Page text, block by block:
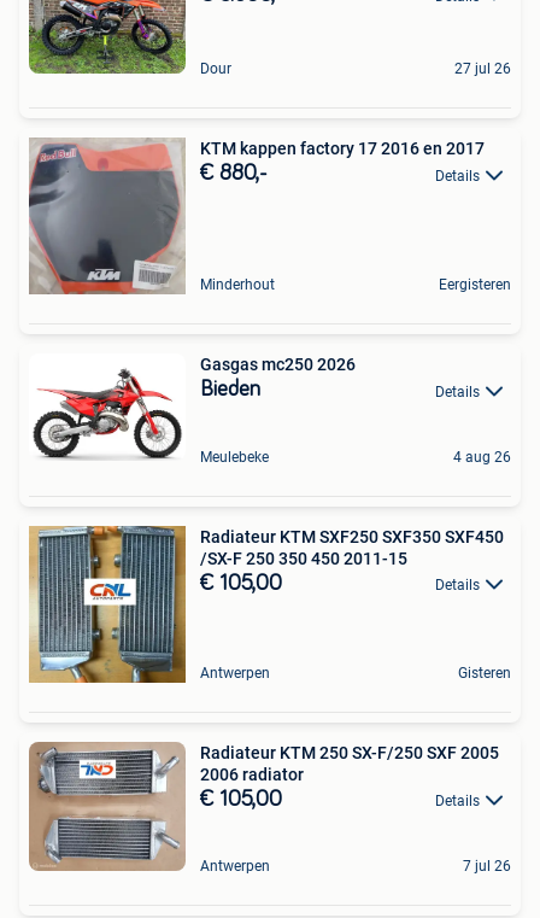
Dour 27 jul 26
KTM kappen factory 17 2016 en 2017
€ 880,- Details
Minderhout Eergisteren
Gasgas mc250 2026
Bieden Details
Meulebeke 4 aug 26
Radiateur KTM SXF250 SXF350 SXF450
/SX-F 250 350 450 2011-15
€ 105,00 Details
Antwerpen Gisteren
Radiateur KTM 250 SX-F/250 SXF 2005
2006 radiator
€ 105,00 Details
Antwerpen 7 jul 26